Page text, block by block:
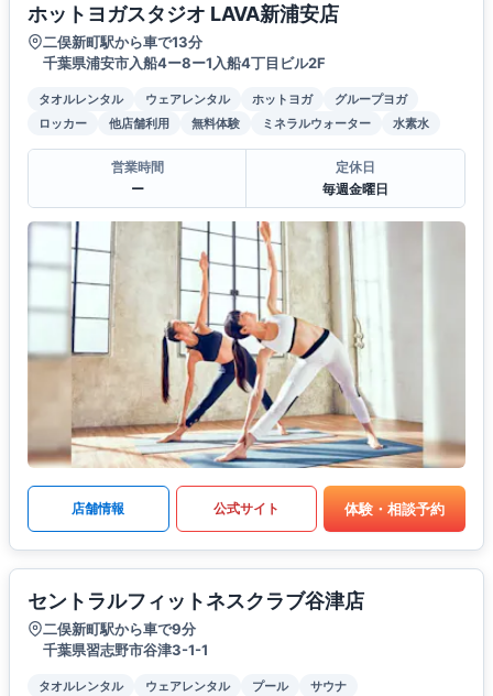
ホットヨガスタジオ LAVA新浦安店
二俣新町駅から車で13分
千葉県浦安市入船4ー8ー1入船4丁目ビル2F
タオルレンタル ウェアレンタル ホットヨガ
グループヨガ
ロッカー
他店舗利用 無料体験 ミネラルウォーター 水素水
営業時間
ー
定休日
毎週金曜日
店舗情報 公式サイト 体験・相談予約
セントラルフィットネスクラブ谷津店
二俣新町駅から車で9分
千葉県習志野市谷津3-1-1
タオルレンタル ウェアレンタル プール
サウナ